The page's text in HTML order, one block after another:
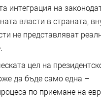
интеграция на
власти в страната,
не представляват
цел на
да бъде само една –
по приемане на